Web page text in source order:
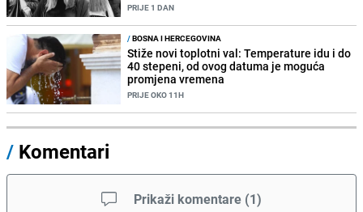
PRIJE 1 DAN
/BOSNA I HERCEGOVINA
Stiže novi toplotni val: Temperature idu i do
40 stepeni, od ovog datuma je moguća
promjena vremena
PRIJE OKO 11H
/ Komentari
Prikaži komentare (1)